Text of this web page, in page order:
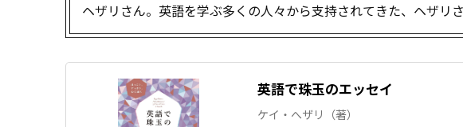
ヘザリさん。英語を学ぶ多くの人々から支持されてきた、ヘザリ
英語で珠玉のエッセイ
ケイ・へザリ（著）